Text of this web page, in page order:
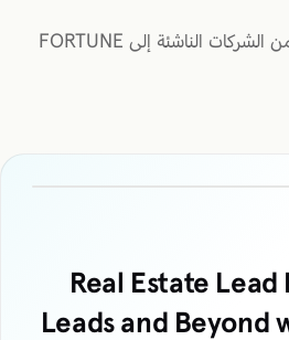
اشتغلنا مع كل مراحل النمو، من الشركات الناشئة إلى FORTUNE
Real Estate Lead
Leads and Beyond